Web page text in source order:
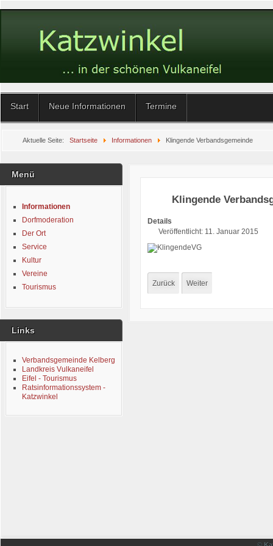
Start Neue Informationen Termine
Aktuelle Seite: Startseite Informationen Klingende Verbandsgemeinde
Menü
Informationen
Dorfmoderation
Der Ort
Service
Kultur
Vereine
Tourismus
Links
Verbandsgemeinde Kelberg
Landkreis Vulkaneifel
Eifel - Tourismus
Ratsinformationssystem -
Katzwinkel
Klingende
Details
Veröffentlicht: 11. Januar 2015
Zurück Weiter